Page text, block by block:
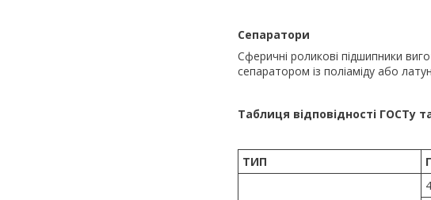
Сепаратори
Сферичні роликові підшипники
сепаратором із поліаміду або
Таблиця відповідності ГОСТу
ТИП